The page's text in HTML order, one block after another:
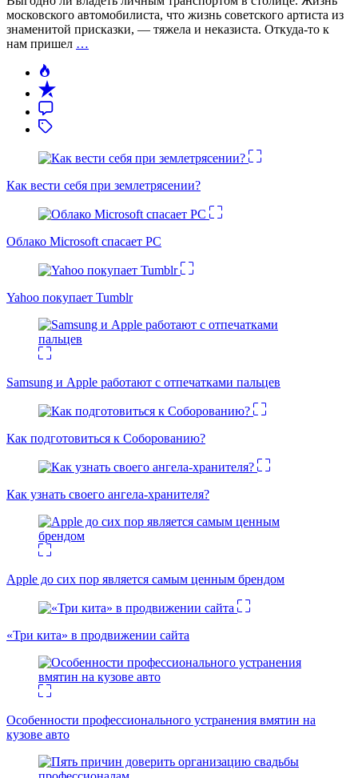
московского автомобилиста, что жизнь советского артиста из
знаменитой присказки, — тяжела и неказиста. Откуда-то к
нам пришел …
Как вести себя при землетрясении?
Облако Microsoft спасает PC
Yahoo покупает Tumblr
Samsung и Apple работают с отпечатками пальцев
Как подготовиться к Соборованию?
Как узнать своего ангела-хранителя?
Apple до сих пор является самым ценным брендом
«Три кита» в продвижении сайта
Особенности профессионального устранения вмятин на
кузове авто